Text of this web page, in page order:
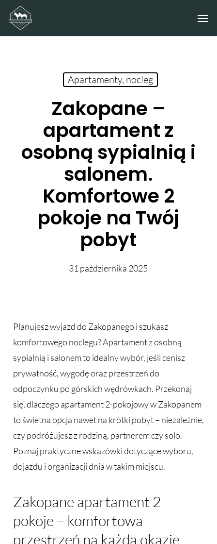
Skip
main
Apartamenty, nocleg
Zakopane –
apartament z
osobną sypialnią i
salonem.
Komfortowe 2
pokoje na Twój
pobyt
31 października 2025
Planujesz wyjazd do Zakopanego i szukasz
komfortowego noclegu? Apartament z osobną
sypialnią i salonem to idealny wybór, jeśli cenisz
prywatność, wygodę oraz przestrzeń do
odpoczynku po górskich wędrówkach. Przekonaj
się, dlaczego apartament 2-pokojowy w Zakopanem
to świetna opcja nawet na krótki pobyt – niezależnie,
czy podróżujesz z rodziną, partnerem czy solo.
Poznaj praktyczne wskazówki dotyczące wyboru,
dojazdu i organizacji dnia w takim miejscu.
Zakopane apartament 2
pokoje – komfortowa
przestrzeń na każdą okazję